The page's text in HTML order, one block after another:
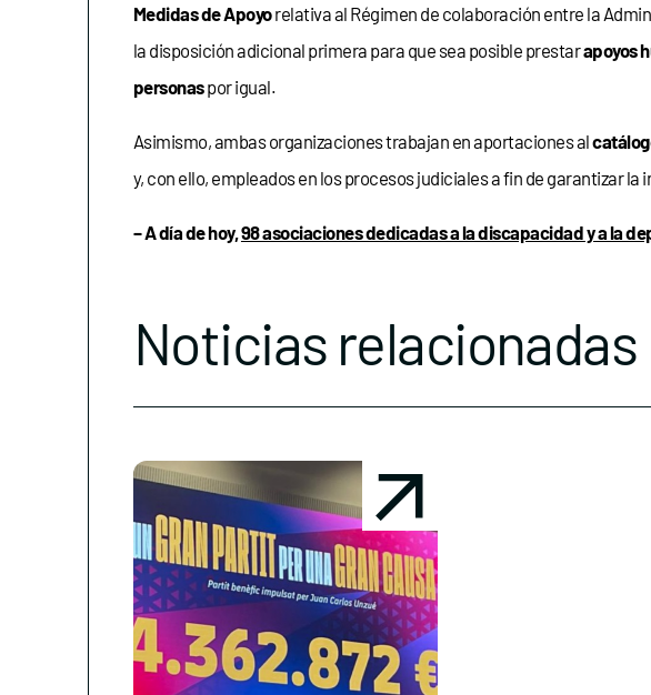
Medidas de Apoyorelativa al Régimen de colaboración entre la
la disposición adicional primera para que sea posible prestarapoyos
personaspor igual.
Asimismo, ambas organizaciones trabajan en aportaciones al
y, con ello, empleados en los procesos judiciales a fin de garantizar
– A día de hoy,98 asociaciones dedicadas a la discapacidad y a la
Noticias relacionadas